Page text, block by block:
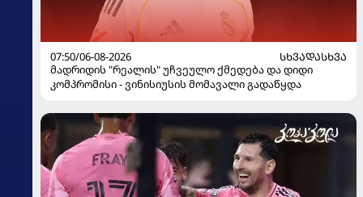
07:50/06-08-2026
ᲡᲮᲕᲐᲓᲐᲡᲮᲕᲐ
მადრიდის "რეალის" უჩვეულო ქმედება და დიდი
კომპრომისი - ვინისიუსის მომავალი გადაწყდა